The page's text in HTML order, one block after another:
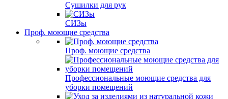
Сушилки для рук
СИЗы
Проф. моющие средства
Проф. моющие средства
Профессиональные моющие средства для
уборки помещений